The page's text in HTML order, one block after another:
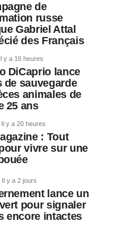
de
russe
Gabriel Attal
des Français
Il y a 16 heures
DiCaprio lance
de sauvegarde
animales de
25 ans
Il y a 20 heures
: Tout
vivre sur une
Il y a 2 jours
lance un
pour signaler
encore intactes